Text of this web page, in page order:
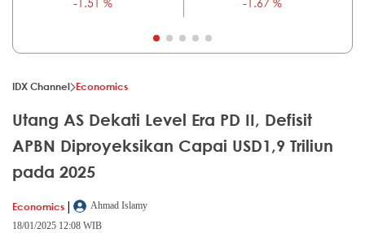
IDX Channel Economics
Utang AS Dekati Level Era PD II, Defisit
APBN Diproyeksikan Capai USD1,9 Triliun
pada 2025
Economics |
Ahmad Islamy
18/01/2025 12:08 WIB